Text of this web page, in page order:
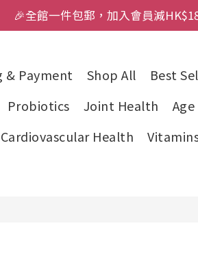
🎉全館一件包郵，加入會員減
& Payment Shop All Best
Probiotics Joint Health
Cardiovascular Health